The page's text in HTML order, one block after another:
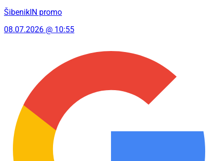
ŠibenikIN promo
08.07.2026 @ 10:55